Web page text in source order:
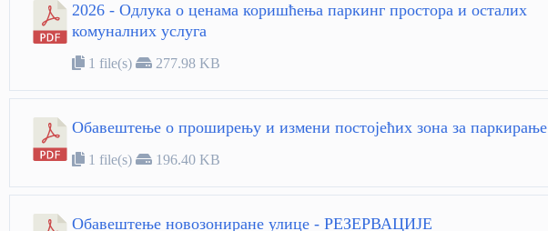
2026 - Одлука о ценама коришћења паркинг простора и осталих
комуналних услуга
1 file(s) 277.98 KB
Обавештење о проширењу и измени постојећих зона за паркирање
1 file(s) 196.40 KB
Обавештење новозониране улице - РЕЗЕРВАЦИЈЕ